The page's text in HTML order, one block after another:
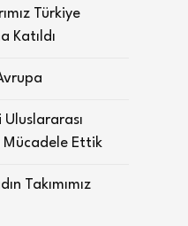
Türkiye
Katıldı
Mücadele Ettik
Takımımız